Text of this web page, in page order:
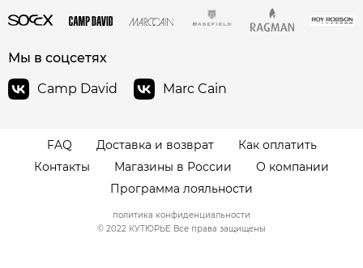
Мы в соцсетях
Camp David
Marc Cain
FAQ Доставка и возврат
Как оплатить
Контакты
Магазины в России
О компании
Программа лояльности
© 2022 КУТЮРЬЕ Все права защищены
политика конфиденциальности